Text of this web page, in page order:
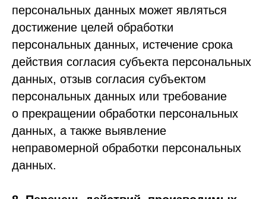
персональных данных может являться
достижение целей обработки
персональных данных, истечение срока
действия согласия субъекта персональных
данных, отзыв согласия субъектом
персональных данных или требование
о прекращении обработки персональных
данных, а также выявление
неправомерной обработки персональных
данных.